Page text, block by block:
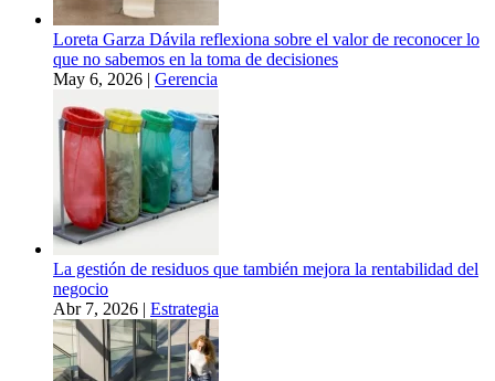
Loreta Garza Dávila reflexiona sobre el valor de reconocer lo
que no sabemos en la toma de decisiones
May 6, 2026 | Gerencia
La gestión de residuos que también mejora la rentabilidad del
negocio
Abr 7, 2026 | Estrategia